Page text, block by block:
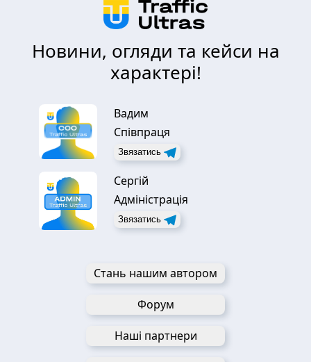
Новини, огляди та кейси на
характері!
Вадим
Співпраця
Звязатись
Сергій
Адміністрація
Звязатись
Стань нашим автором
Форум
Наші партнери